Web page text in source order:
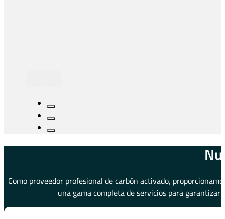
Como proveedor profesional de carbón activado,
una gama completa de servicios para